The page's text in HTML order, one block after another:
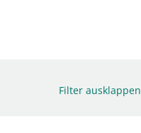
Filter ausklappen